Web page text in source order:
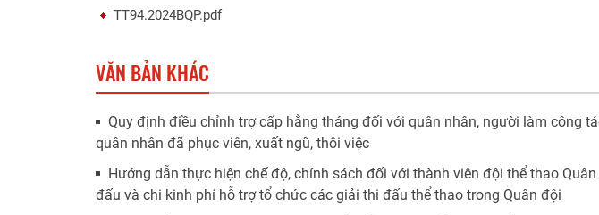
TT94.2024BQP.pdf
VĂN BẢN KHÁC
Quy định điều chỉnh trợ cấp hằng tháng đối với quân nhân, người làm công
quân nhân đã phục viên, xuất ngũ, thôi việc
Hướng dẫn thực hiện chế độ, chính sách đối với thành viên đội thể thao
đấu và chi kinh phí hỗ trợ tổ chức các giải thi đấu thể thao trong Quân đội